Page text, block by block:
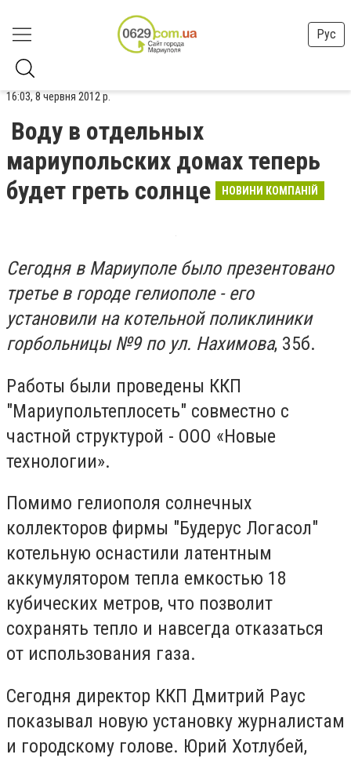
Рус
16:03, 8 червня 2012 р.
Воду в отдельных
мариупольских домах теперь
будет греть солнце
НОВИНИ КОМПАНІЙ
Сегодня в Мариуполе было презентовано
третье в городе гелиополе - его
установили на котельной поликлиники
горбольницы №9 по ул. Нахимова, 35б.
Работы были проведены ККП
"Мариупольтеплосеть" совместно с
частной структурой - ООО «Новые
технологии».
Помимо гелиополя солнечных
коллекторов фирмы "Будерус Логасол"
котельную оснастили латентным
аккумулятором тепла емкостью 18
кубических метров, что позволит
сохранять тепло и навсегда отказаться
от использования газа.
Сегодня директор ККП Дмитрий Раус
показывал новую установку журналистам
и городскому голове. Юрий Хотлубей,